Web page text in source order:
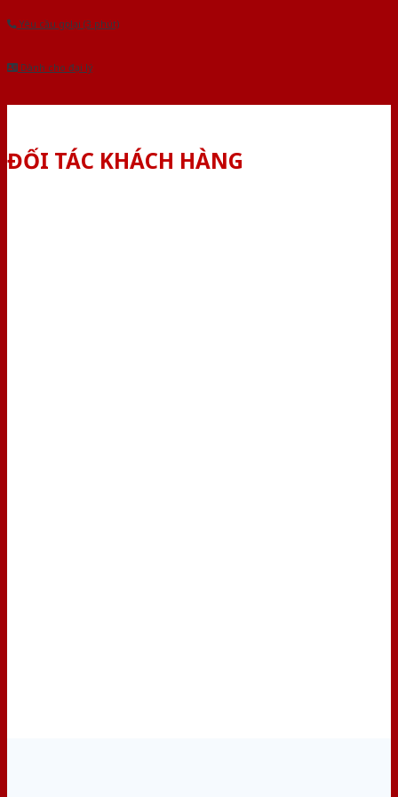
Yêu cầu gọi lại (3 phút)
Dành cho đại lý
ĐỐI TÁC KHÁCH HÀNG